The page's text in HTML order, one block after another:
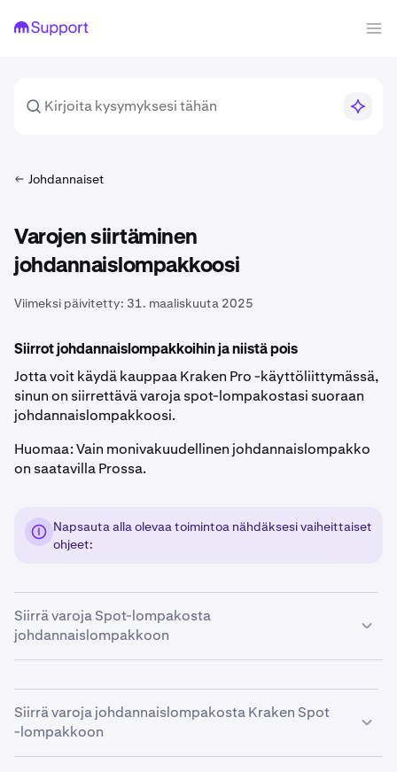
Johdannaiset
Varojen siirtäminen
johdannaislompakkoosi
Viimeksi päivitetty: 31. maaliskuuta 2025
Siirrot johdannaislompakkoihin ja niistä pois
Jotta voit käydä kauppaa Kraken Pro -käyttöliittymässä,
sinun on siirrettävä varoja spot-lompakostasi suoraan
johdannaislompakkoosi.
Huomaa: Vain monivakuudellinen johdannaislompakko
on saatavilla Prossa.
Napsauta alla olevaa toimintoa nähdäksesi vaiheittaiset
ohjeet:
Siirrä varoja Spot-lompakosta
johdannaislompakkoon
1 SiirryPortfolio-välilehdelle ja napsauta sitten
Derivatives.
2 Napsauta ”Siirrä johdannaisiin” -painiketta.
Siirrä varoja johdannaislompakosta Kraken Spot
-lompakkoon